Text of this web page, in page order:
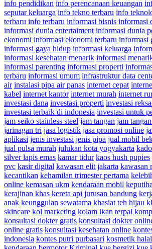
info pendidikan info perencanaan keuangan
seputar keluarga info tekno terbaru info
terbaru info terbaru informasi bisnis informasi
informasi dunia entertaiment informasi dunia
ekonomi informasi ekonomi terbaru informasi
informasi gaya hidup informasi keluarga
informasi kesehatan menarik informasi
informasi parenting informasi properti
terbaru informasi umum infrastruktur data
air instalasi pipa air panas internet cepat
kabel internet kantor internet murah internet
investasi dana investasi properti investasi
investasi terbaik di indonesia investasi untuk
jam seiko stainless steel jam tangan jam
jarinagan tri jasa logistik jasa promosi online
aplikasi jenis investasi jenis pipa jual mobil
jual pulsa murah julukan kota yogyakarta
silver lapis emas kamar tidur kaos hush pupies
pvc kasir digital kawasan elit jakarta kawasan
kecantikan kehamilan trimester pertama
online kemasan ukm kendaraan mobil
kerajinan khas kereta api jurusan bandung
anak keunggulan sewatama khasiat teh hijau
skincare kol marketing kolam ikan terpal
konsultasi dokter gratis konsultasi dokter
online gratis konsultasi kesehatan online
indonesia kontes putri purbasari kosmetik halal